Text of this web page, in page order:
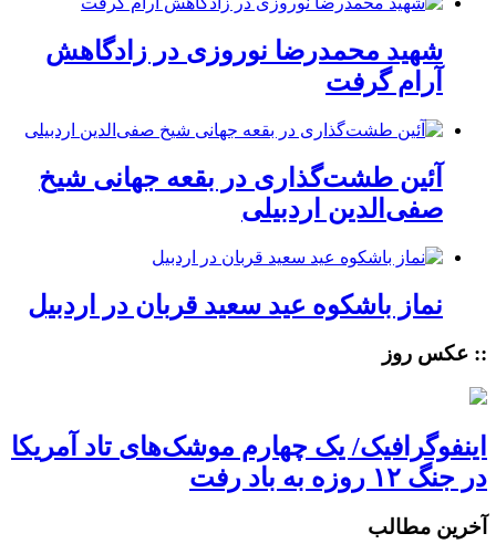
شهید محمدرضا نوروزی در زادگاهش
آرام گرفت
آئین طشت‌گذاری در بقعه جهانی شیخ
صفی‌الدین اردبیلی
نماز باشکوه عید سعید قربان در اردبیل
:: عکس روز
اینفوگرافیک/ یک چهارم موشک‌های تاد آمریکا
در جنگ ۱۲ روزه به باد رفت
آخرین مطالب